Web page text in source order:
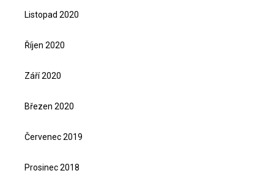
Listopad 2020
Říjen 2020
Září 2020
Březen 2020
Červenec 2019
Prosinec 2018